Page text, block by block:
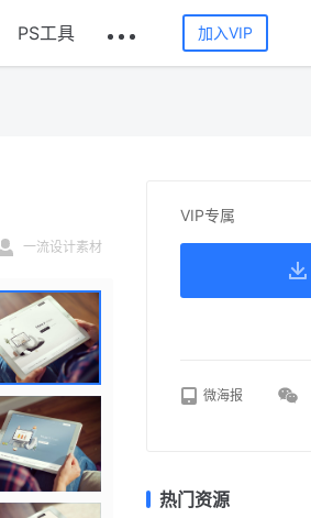
PS工具 加入VIP
一流设计素材
VIP专属
微海报
热门资源